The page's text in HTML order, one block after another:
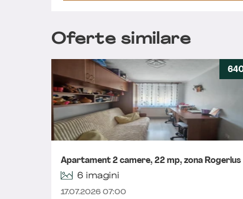
Oferte similare
Apartament 2 camere, 22 mp, zona Rogerius
6 imagini
17.07.2026 07:00